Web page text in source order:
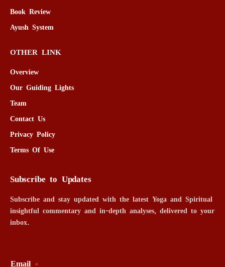
Book Review
Ayush System
OTHER LINK
Overview
Our Guiding Lights
Team
Contact Us
Privacy Policy
Terms Of Use
Subscribe to Updates
Subscribe and stay updated with the latest Yoga and Spiritual
insightful commentary and in-depth analyses, delivered to your
inbox.
Email *